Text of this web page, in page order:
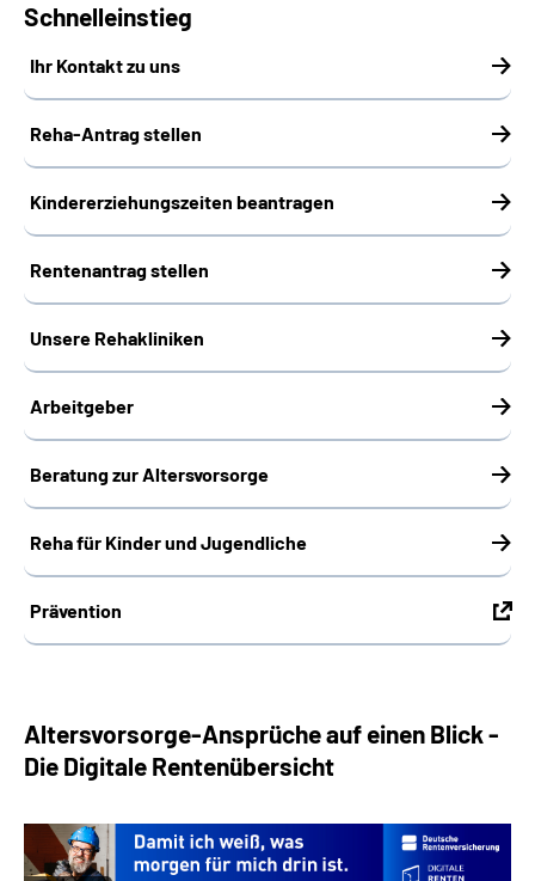
Schnelleinstieg
Ihr Kontakt zu uns
Reha-Antrag stellen
Kindererziehungszeiten beantragen
Rentenantrag stellen
Unsere Rehakliniken
Arbeitgeber
Beratung zur Altersvorsorge
Reha für Kinder und Jugendliche
Prävention
Altersvorsorge-Ansprüche auf einen Blick -
Die Digitale Rentenübersicht